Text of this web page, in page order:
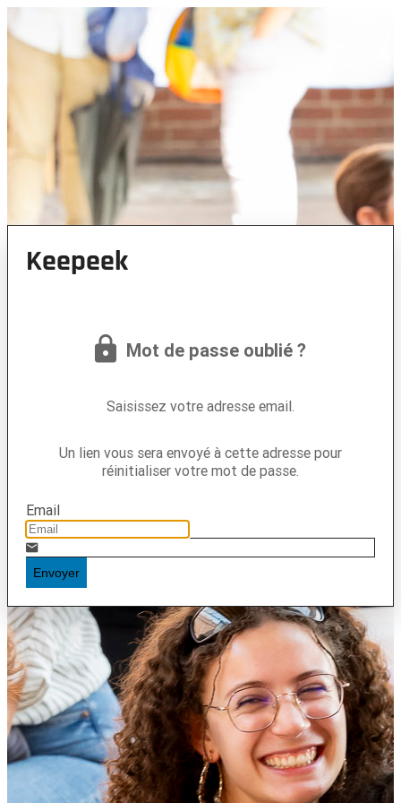
Keepeek
Mot de passe oublié ?
Saisissez votre adresse email.
Un lien vous sera envoyé à cette adresse pour
réinitialiser votre mot de passe.
Email
Envoyer